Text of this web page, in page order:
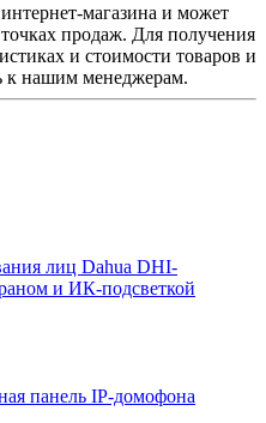
магазина и может
продаж. Для получения
и стоимости товаров и
к нашим менеджерам.
лиц Dahua DHI-
и ИК-подсветкой
панель IP-домофона